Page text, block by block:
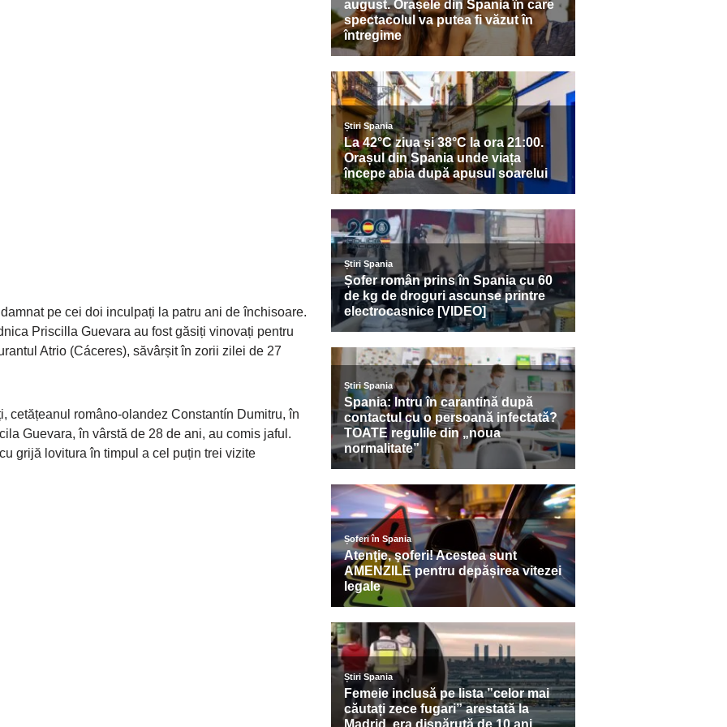
pe cei doi inculpați la patru ani de închisoare.
Priscilla Guevara au fost găsiți vinovați pentru
Atrio (Cáceres), săvârșit în zorii zilei de 27
cetățeanul româno-olandez Constantín Dumitru, în
Guevara, în vârstă de 28 de ani, au comis jaful.
grijă lovitura în timpul a cel puțin trei vizite